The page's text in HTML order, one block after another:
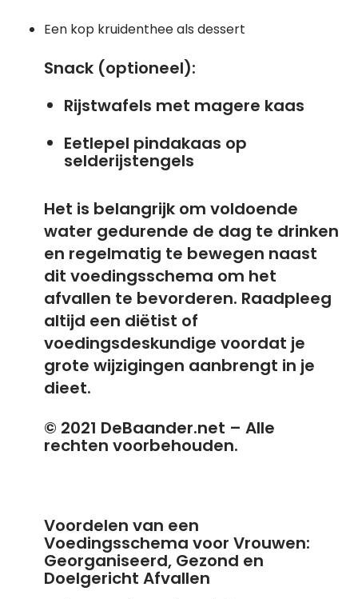
Een kop kruidenthee als dessert
Snack (optioneel):
Rijstwafels met magere kaas
Eetlepel pindakaas op
selderijstengels
Het is belangrijk om voldoende
water gedurende de dag te drinken
en regelmatig te bewegen naast
dit voedingsschema om het
afvallen te bevorderen. Raadpleeg
altijd een diëtist of
voedingsdeskundige voordat je
grote wijzigingen aanbrengt in je
dieet.
© 2021 DeBaander.net – Alle
rechten voorbehouden.
Voordelen van een
Voedingsschema voor Vrouwen:
Georganiseerd, Gezond en
Doelgericht Afvallen